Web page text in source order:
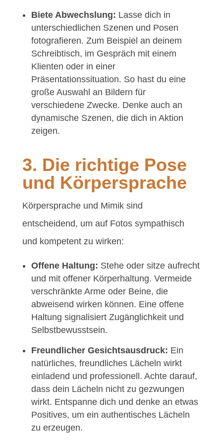
Biete Abwechslung: Lasse dich in
unterschiedlichen Szenen und Posen
fotografieren. Zum Beispiel an deinem
Schreibtisch, im Gespräch mit einem
Klienten oder in einer
Präsentationssituation. So hast du eine
große Auswahl an Bildern für
verschiedene Zwecke. Denke auch an
dynamische Szenen, die dich in Aktion
zeigen.
3. Die richtige Pose
und Körpersprache
Körpersprache und Mimik sind
entscheidend, um auf Fotos sympathisch
und kompetent zu wirken:
Offene Haltung: Stehe oder sitze aufrecht
und mit offener Körperhaltung. Vermeide
verschränkte Arme oder Beine, die
abweisend wirken können. Eine offene
Haltung signalisiert Zugänglichkeit und
Selbstbewusstsein.
Freundlicher Gesichtsausdruck: Ein
natürliches, freundliches Lächeln wirkt
einladend und professionell. Achte darauf,
dass dein Lächeln nicht zu gezwungen
wirkt. Entspanne dich und denke an etwas
Positives, um ein authentisches Lächeln
zu erzeugen.